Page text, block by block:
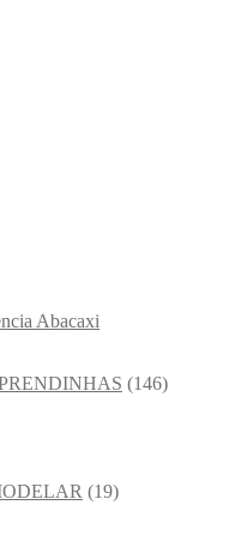
Abacaxi
(146)
(19)